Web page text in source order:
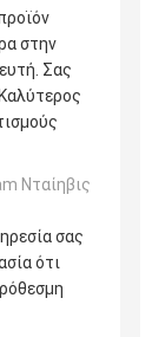
στην
Σας
Νταίηβις
σας
ότι